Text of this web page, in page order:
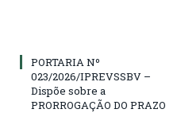
PORTARIA Nº
023/2026/IPREVSSBV –
Dispõe sobre a
PRORROGAÇÃO DO PRAZO